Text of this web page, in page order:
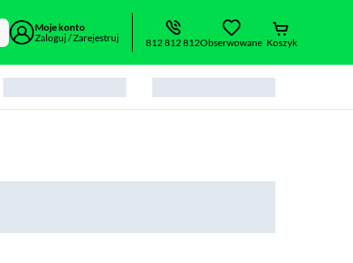
Moje konto
Zaloguj / Zarejestruj
812 812 812Obserwowane Koszyk